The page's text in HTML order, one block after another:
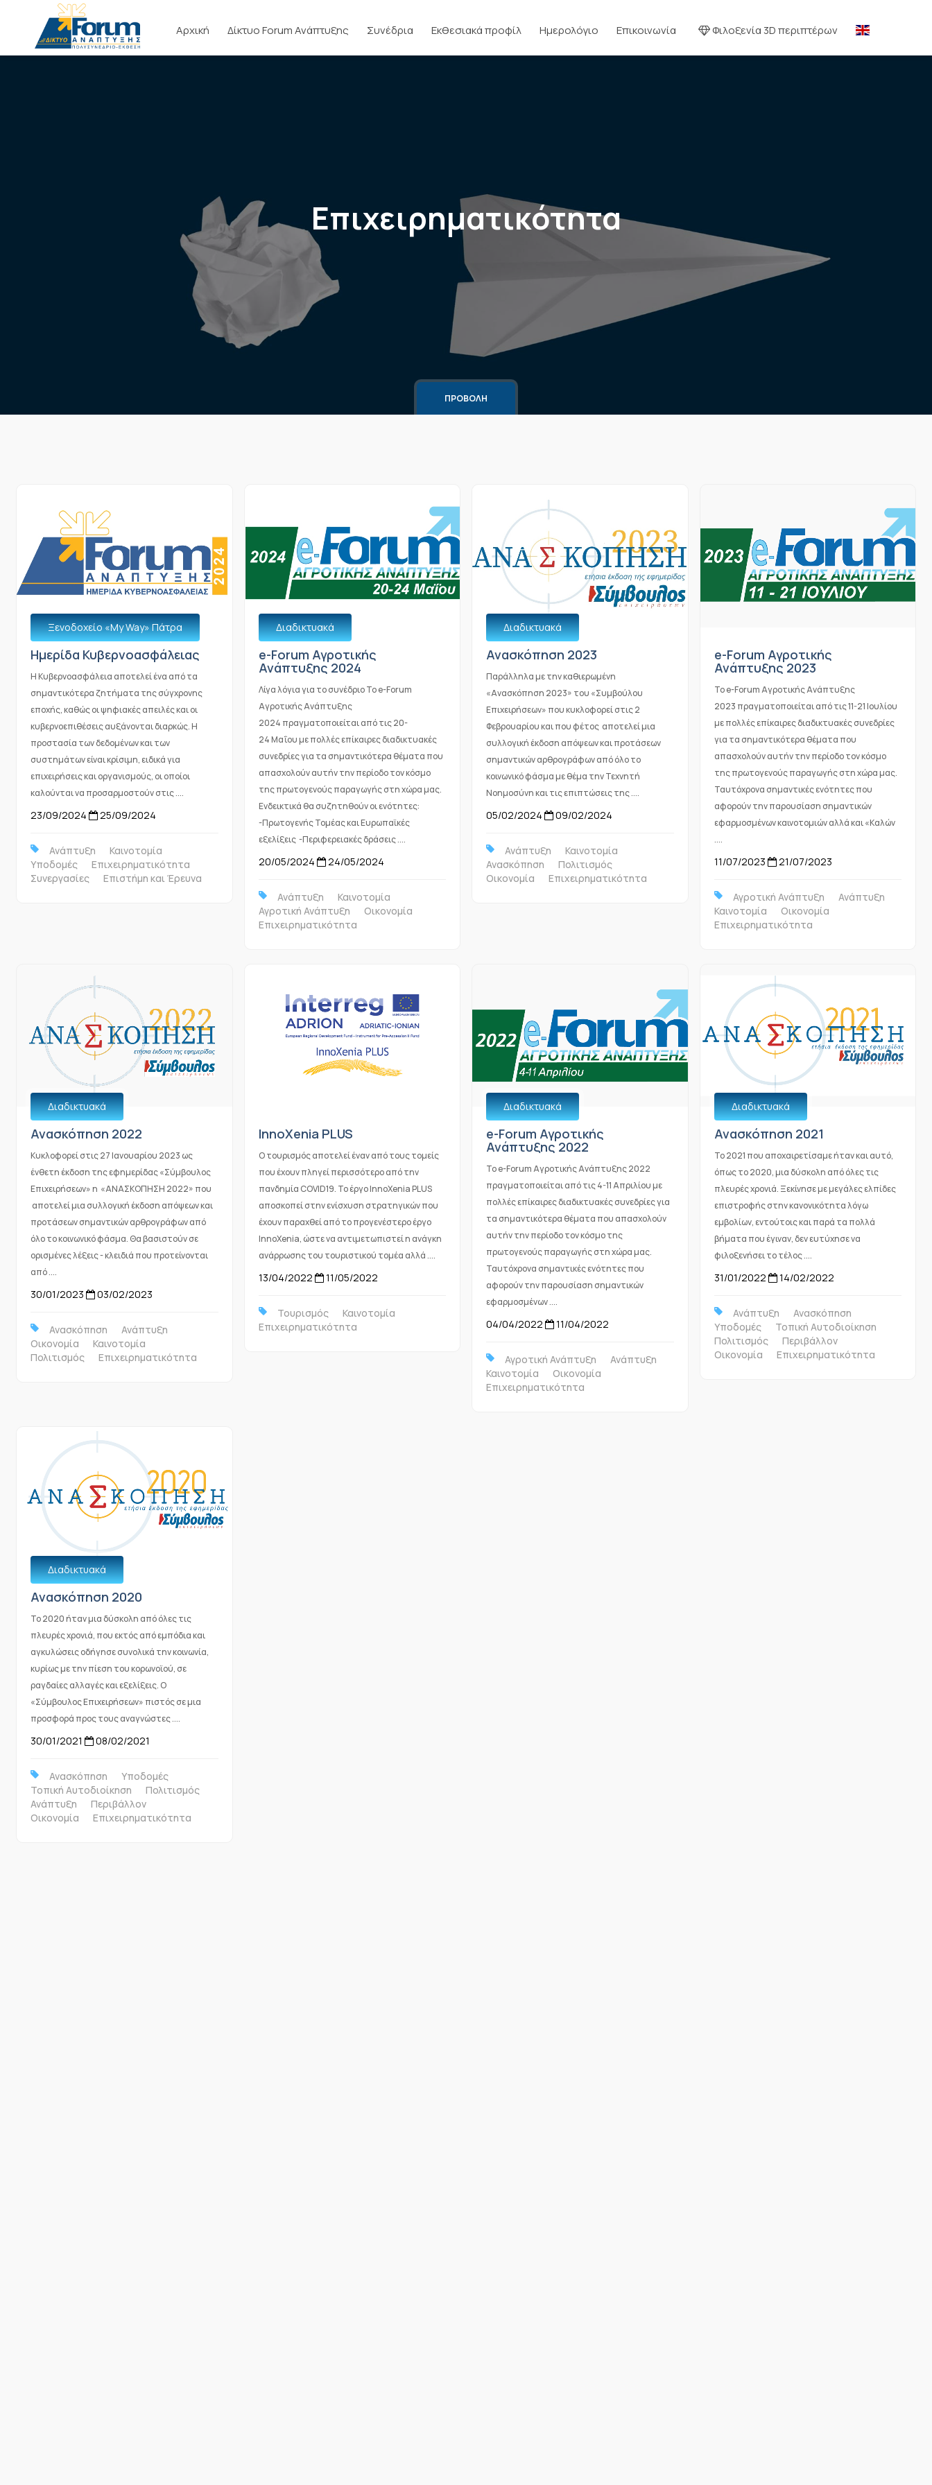
Αρχική Δίκτυο Forum Ανάπτυξης Συνέδρια Εκθεσιακά προφίλ Ημερολόγιο Επικοινωνία Φιλοξενία 3D περιπτέρων
Επιχειρηματικότητα
ΠΡΟΒΟΛΗ
Ξενοδοχείο «Μy Way» Πάτρα
Ημερίδα Κυβερνοασφάλειας
Η Κυβερνοασφάλεια αποτελεί ένα από τα
σημαντικότερα ζητήματα της σύγχρονης
εποχής, καθώς οι ψηφιακές απειλές και οι
κυβερνοεπιθέσεις αυξάνονται διαρκώς. Η
προστασία των δεδομένων και των
συστημάτων είναι κρίσιμη, ειδικά για
επιχειρήσεις και οργανισμούς, οι οποίοι
καλούνται να προσαρμοστούν στις ....
23/09/2024 25/09/2024
Ανάπτυξη
Καινοτομία
Υποδομές
Επιχειρηματικότητα
Συνεργασίες
Επιστήμη και Έρευνα
Διαδικτυακά
e-Forum Αγροτικής
Ανάπτυξης 2024
Λίγα λόγια για το συνέδριο Το e-Forum
Αγροτικής Ανάπτυξης
2024 πραγματοποιείται από τις 20-
24 Μαΐου με πολλές επίκαιρες διαδικτυακές
συνεδρίες για τα σημαντικότερα θέματα που
απασχολούν αυτήν την περίοδο τον κόσμο
της πρωτογενούς παραγωγής στη χώρα μας.
Ενδεικτικά θα συζητηθούν οι ενότητες:
-Πρωτογενής Τομέας και Ευρωπαϊκές
εξελίξεις -Περιφερειακές δράσεις ....
20/05/2024 24/05/2024
Ανάπτυξη
Καινοτομία
Αγροτική Ανάπτυξη
Οικονομία
Επιχειρηματικότητα
Διαδικτυακά
Ανασκόπηση 2023
Παράλληλα με την καθιερωμένη
«Ανασκόπηση 2023» του «Συμβούλου
Επιχειρήσεων» που κυκλοφορεί στις 2
Φεβρουαρίου και που φέτος αποτελεί μια
συλλογική έκδοση απόψεων και προτάσεων
σημαντικών αρθρογράφων από όλο το
κοινωνικό φάσμα με θέμα την Τεχνητή
Νοημοσύνη και τις επιπτώσεις της ....
05/02/2024 09/02/2024
Ανάπτυξη
Καινοτομία
Ανασκόπηση
Πολιτισμός
Οικονομία
Επιχειρηματικότητα
e-Forum Αγροτικής
Ανάπτυξης 2023
Το e-Forum Αγροτικής Ανάπτυξης
2023 πραγματοποιείται από τις 11-21 Ιουλίου
με πολλές επίκαιρες διαδικτυακές συνεδρίες
για τα σημαντικότερα θέματα που
απασχολούν αυτήν την περίοδο τον κόσμο
της πρωτογενούς παραγωγής στη χώρα μας.
Ταυτόχρονα σημαντικές ενότητες που
αφορούν την παρουσίαση σημαντικών
εφαρμοσμένων καινοτομιών αλλά και «Καλών
....
11/07/2023 21/07/2023
Αγροτική Ανάπτυξη
Ανάπτυξη
Καινοτομία
Οικονομία
Επιχειρηματικότητα
Διαδικτυακά
Ανασκόπηση 2022
Κυκλοφορεί στις 27 Ιανουαρίου 2023 ως
ένθετη έκδοση της εφημερίδας «Σύμβουλος
Επιχειρήσεων» η «ΑΝΑΣΚΟΠΗΣΗ 2022» που
αποτελεί μια συλλογική έκδοση απόψεων και
προτάσεων σημαντικών αρθρογράφων από
όλο το κοινωνικό φάσμα. Θα βασιστούν σε
ορισμένες λέξεις - κλειδιά που προτείνονται
από ....
30/01/2023 03/02/2023
Ανασκόπηση
Ανάπτυξη
Οικονομία
Καινοτομία
Πολιτισμός
Επιχειρηματικότητα
InnoXenia PLUS
Ο τουρισμός αποτελεί έναν από τους τομείς
που έχουν πληγεί περισσότερο από την
πανδημία COVID19. Το έργο InnoXenia PLUS
αποσκοπεί στην ενίσχυση στρατηγικών που
έχουν παραχθεί από το προγενέστερο έργο
InnoXenia, ώστε να αντιμετωπιστεί η ανάγκη
ανάρρωσης του τουριστικού τομέα αλλά ....
13/04/2022 11/05/2022
Τουρισμός
Καινοτομία
Επιχειρηματικότητα
Διαδικτυακά
e-Forum Αγροτικής
Ανάπτυξης 2022
Το e-Forum Αγροτικής Ανάπτυξης 2022
πραγματοποιείται από τις 4-11 Απριλίου με
πολλές επίκαιρες διαδικτυακές συνεδρίες για
τα σημαντικότερα θέματα που απασχολούν
αυτήν την περίοδο τον κόσμο της
πρωτογενούς παραγωγής στη χώρα μας.
Ταυτόχρονα σημαντικές ενότητες που
αφορούν την παρουσίαση σημαντικών
εφαρμοσμένων ....
04/04/2022 11/04/2022
Αγροτική Ανάπτυξη
Ανάπτυξη
Καινοτομία
Οικονομία
Επιχειρηματικότητα
Διαδικτυακά
Ανασκόπηση 2021
Το 2021 που αποχαιρετίσαμε ήταν και αυτό,
όπως το 2020, μια δύσκολη από όλες τις
πλευρές χρονιά. Ξεκίνησε με μεγάλες ελπίδες
επιστροφής στην κανονικότητα λόγω
εμβολίων, εντούτοις και παρά τα πολλά
βήματα που έγιναν, δεν ευτύχησε να
φιλοξενήσει το τέλος ....
31/01/2022 14/02/2022
Ανάπτυξη
Ανασκόπηση
Υποδομές
Τοπική Αυτοδιοίκηση
Πολιτισμός
Περιβάλλον
Οικονομία
Επιχειρηματικότητα
Διαδικτυακά
Ανασκόπηση 2020
Το 2020 ήταν μια δύσκολη από όλες τις
πλευρές χρονιά, που εκτός από εμπόδια και
αγκυλώσεις οδήγησε συνολικά την κοινωνία,
κυρίως με την πίεση του κορωνοϊού, σε
ραγδαίες αλλαγές και εξελίξεις. Ο
«Σύμβουλος Επιχειρήσεων» πιστός σε μια
προσφορά προς τους αναγνώστες ....
30/01/2021 08/02/2021
Ανασκόπηση
Υποδομές
Τοπική Αυτοδιοίκηση
Πολιτισμός
Ανάπτυξη
Περιβάλλον
Οικονομία
Επιχειρηματικότητα